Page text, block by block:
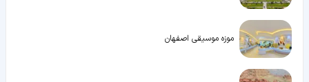
موزه موسیقی اصفهان